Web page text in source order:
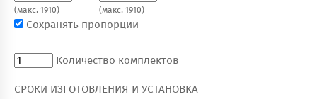
(макс. 1910) (макс. 1910)
Сохранять пропорции
Количество комплектов
СРОКИ ИЗГОТОВЛЕНИЯ И УСТАНОВКА